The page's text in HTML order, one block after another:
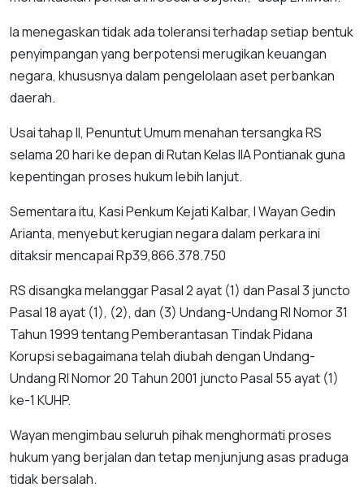
Ia menegaskan tidak ada toleransi terhadap setiap bentuk
penyimpangan yang berpotensi merugikan keuangan
negara, khususnya dalam pengelolaan aset perbankan
daerah.
Usai tahap II, Penuntut Umum menahan tersangka RS
selama 20 hari ke depan di Rutan Kelas IIA Pontianak guna
kepentingan proses hukum lebih lanjut.
Sementara itu, Kasi Penkum Kejati Kalbar, I Wayan Gedin
Arianta, menyebut kerugian negara dalam perkara ini
ditaksir mencapai Rp39,866.378.750
RS disangka melanggar Pasal 2 ayat (1) dan Pasal 3 juncto
Pasal 18 ayat (1), (2), dan (3) Undang-Undang RI Nomor 31
Tahun 1999 tentang Pemberantasan Tindak Pidana
Korupsi sebagaimana telah diubah dengan Undang-
Undang RI Nomor 20 Tahun 2001 juncto Pasal 55 ayat (1)
ke-1 KUHP.
Wayan mengimbau seluruh pihak menghormati proses
hukum yang berjalan dan tetap menjunjung asas praduga
tidak bersalah.